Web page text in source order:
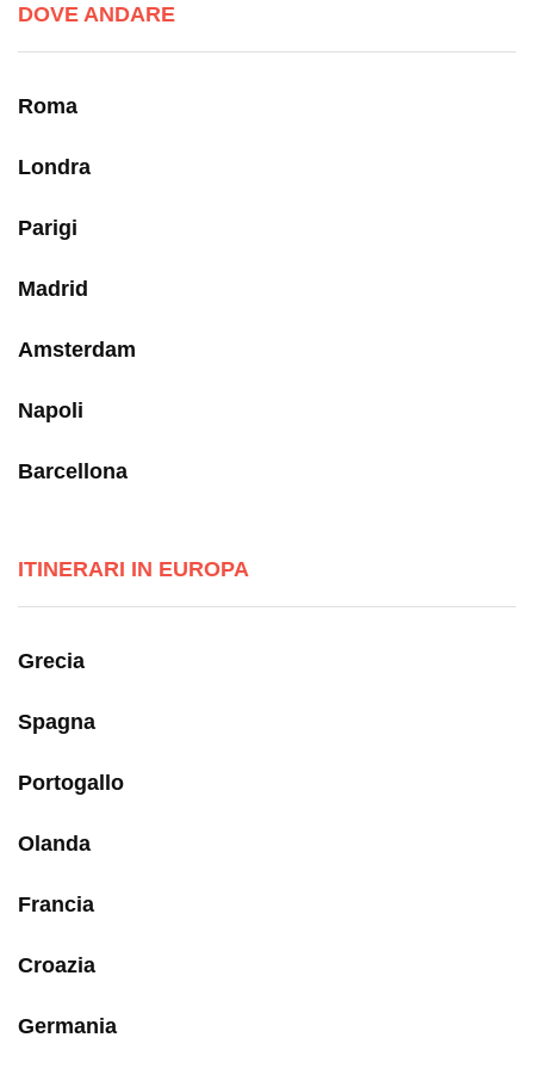
DOVE ANDARE
Roma
Londra
Parigi
Madrid
Amsterdam
Napoli
Barcellona
ITINERARI IN EUROPA
Grecia
Spagna
Portogallo
Olanda
Francia
Croazia
Germania